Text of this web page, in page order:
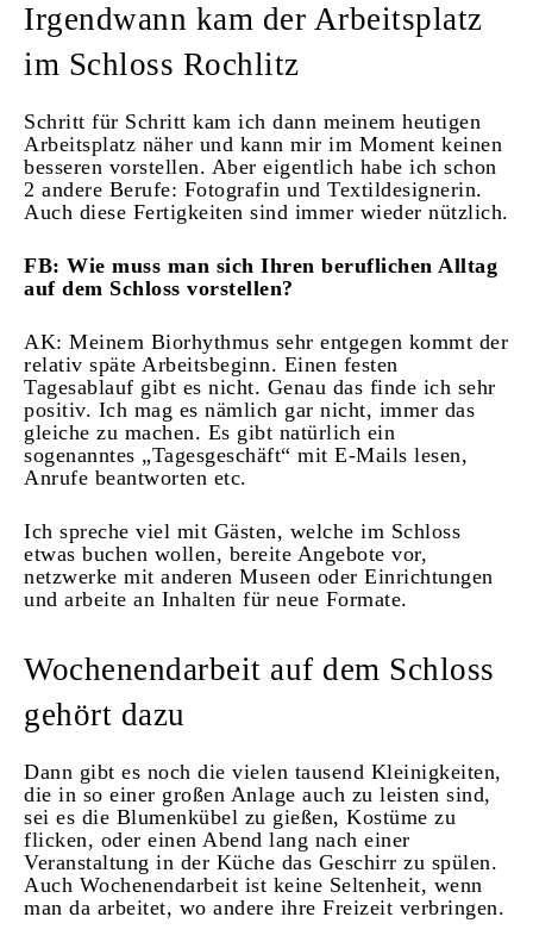
Irgendwann kam der Arbeitsplatz
im Schloss Rochlitz
Schritt für Schritt kam ich dann meinem heutigen
Arbeitsplatz näher und kann mir im Moment keinen
besseren vorstellen. Aber eigentlich habe ich schon
2 andere Berufe: Fotografin und Textildesignerin.
Auch diese Fertigkeiten sind immer wieder nützlich.
FB: Wie muss man sich Ihren beruflichen Alltag
auf dem Schloss vorstellen?
AK: Meinem Biorhythmus sehr entgegen kommt der
relativ späte Arbeitsbeginn. Einen festen
Tagesablauf gibt es nicht. Genau das finde ich sehr
positiv. Ich mag es nämlich gar nicht, immer das
gleiche zu machen. Es gibt natürlich ein
sogenanntes „Tagesgeschäft“ mit E-Mails lesen,
Anrufe beantworten etc.
Ich spreche viel mit Gästen, welche im Schloss
etwas buchen wollen, bereite Angebote vor,
netzwerke mit anderen Museen oder Einrichtungen
und arbeite an Inhalten für neue Formate.
Wochenendarbeit auf dem Schloss
gehört dazu
Dann gibt es noch die vielen tausend Kleinigkeiten,
die in so einer großen Anlage auch zu leisten sind,
sei es die Blumenkübel zu gießen, Kostüme zu
flicken, oder einen Abend lang nach einer
Veranstaltung in der Küche das Geschirr zu spülen.
Auch Wochenendarbeit ist keine Seltenheit, wenn
man da arbeitet, wo andere ihre Freizeit verbringen.